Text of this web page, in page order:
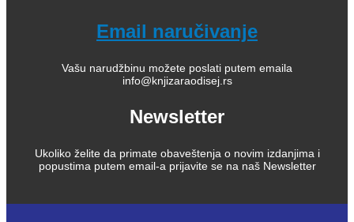
Email naručivanje
Vašu narudžbinu možete poslati putem emaila
info@knjizaraodisej.rs
Newsletter
Ukoliko želite da primate obaveštenja o novim izdanjima i
popustima putem email-a prijavite se na naš Newsletter